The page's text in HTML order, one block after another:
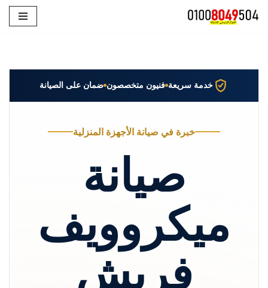
خدمة سريعة فنيون متخصصون ضمان على الصيانة
خبرة في صيانة الأجهزة المنزلية
صيانة
ميكروويف
فريش